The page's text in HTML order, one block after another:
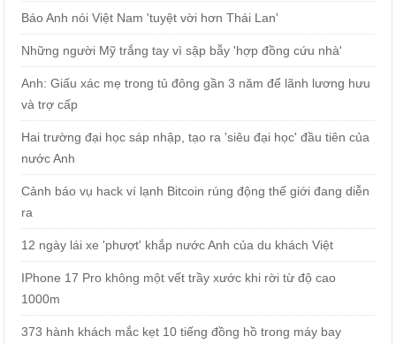
Báo Anh nói Việt Nam 'tuyệt vời hơn Thái Lan'
Những người Mỹ trắng tay vì sập bẫy 'hợp đồng cứu nhà'
Anh: Giấu xác mẹ trong tủ đông gần 3 năm để lãnh lương hưu
và trợ cấp
Hai trường đại học sáp nhập, tạo ra 'siêu đại học' đầu tiên của
nước Anh
Cảnh báo vụ hack ví lạnh Bitcoin rúng động thế giới đang diễn
ra
12 ngày lái xe 'phượt' khắp nước Anh của du khách Việt
IPhone 17 Pro không một vết trầy xước khi rời từ độ cao
1000m
373 hành khách mắc kẹt 10 tiếng đồng hồ trong máy bay